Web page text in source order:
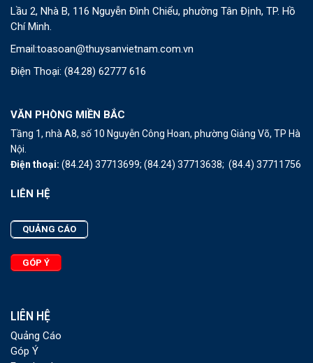
Lầu 2, Nhà B, 116 Nguyễn Đình Chiểu, phường Tân Định, TP. Hồ
Chí Minh.
Email:toasoan@thuysanvietnam.com.vn
Điện Thoại: (84.28) 62777 616
VĂN PHÒNG MIỀN BẮC
Tầng 1, nhà A8, số 10 Nguyễn Công Hoan, phường Giảng Võ, TP Hà
Nội.
Điện thoại: (84.24) 37713699; (84.24) 37713638; (84.4) 37711756
LIÊN HỆ
QUẢNG CÁO
GÓP Ý
LIÊN HỆ
Quảng Cáo
Góp Ý